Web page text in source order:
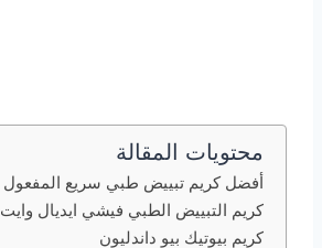
محتويات المقالة
أفضل كريم تبييض طبي سريع المفعول
كريم التبييض الطبي فيشي ايديال وايت
كريم بيوتيك بيو داندليون